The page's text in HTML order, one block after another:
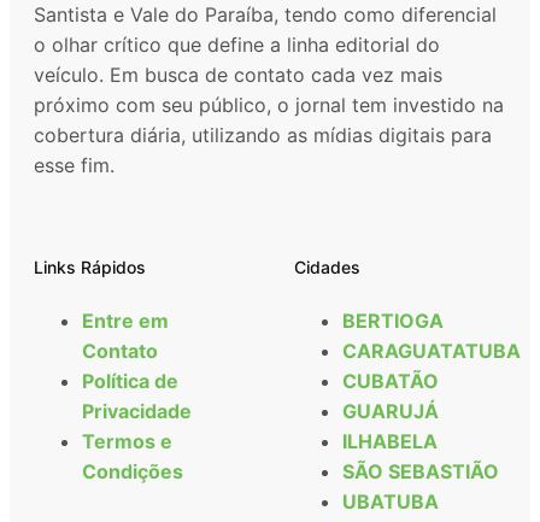
Santista e Vale do Paraíba, tendo como diferencial
o olhar crítico que define a linha editorial do
veículo. Em busca de contato cada vez mais
próximo com seu público, o jornal tem investido na
cobertura diária, utilizando as mídias digitais para
esse fim.
Links Rápidos
Entre em
Contato
Política de
Privacidade
Termos e
Condições
Cidades
BERTIOGA
CARAGUATATUBA
CUBATÃO
GUARUJÁ
ILHABELA
SÃO SEBASTIÃO
UBATUBA